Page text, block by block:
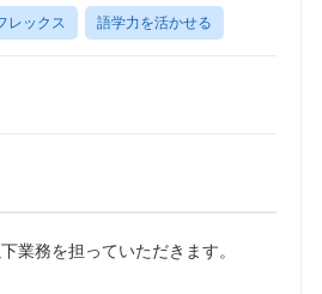
レックス 語学力を活かせる
業務を担っていただきます。